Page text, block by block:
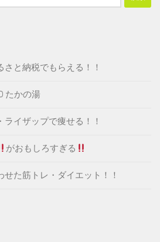
さと納税でもらえる！！
たかの湯
ライザップで痩せる！！
がおもしろすぎる
せた筋トレ・ダイエット！！